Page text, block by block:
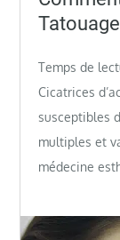
on
Temps de
Cicatrices
susceptibles
multiples et
médecine